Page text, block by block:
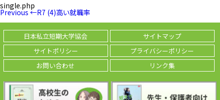
single.php
投
ナ
ビ
ゲ
ー
ョ
Previous
Previous ←R7 (4)高い就職率
日本私立短期大学協会
サイトマップ
サイトポリシー
プライバシーポリシー
お問い合わせ
リンク集